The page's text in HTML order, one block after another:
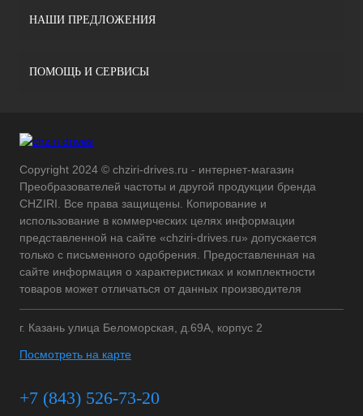
НАШИ ПРЕДЛОЖЕНИЯ
ПОМОЩЬ И СЕРВИСЫ
Copyright 2024 © chziri-drives.ru - интернет-магазин
Преобразователей частоты и другой продукции бренда
CHZIRI. Все права защищены. Копирование и
использование в коммерческих целях информации
представленной на сайте «chziri-drives.ru» допускается
только с письменного одобрения. Предоставленная на
сайте информация о характеристиках и комплектности
товаров может отличаться от данных производителя
г. Казань улица Беломорская, д.69А, корпус 2
Посмотреть на карте
+7 (843) 526-73-20